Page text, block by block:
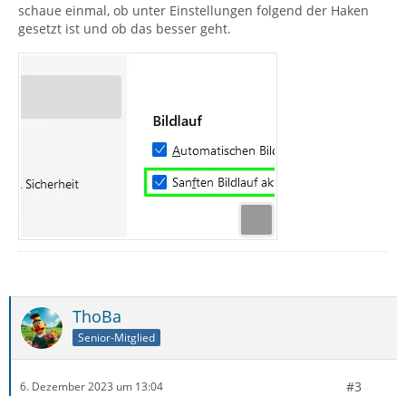
schaue einmal, ob unter Einstellungen folgend der Haken
gesetzt ist und ob das besser geht.
ThoBa
Senior-Mitglied
6. Dezember 2023 um 13:04 #3